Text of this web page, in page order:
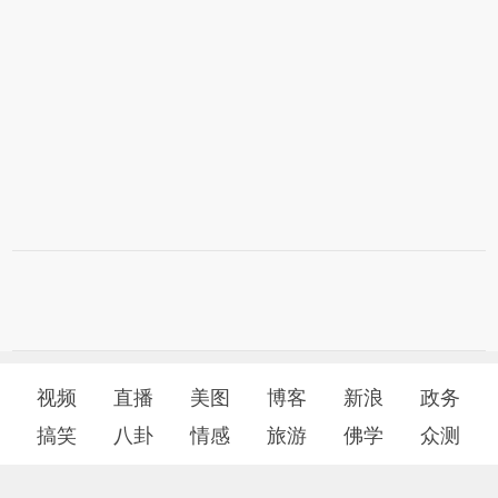
视频 直播 美图 博客 新浪
政务
搞笑
八卦 情感 旅游 佛学 众测